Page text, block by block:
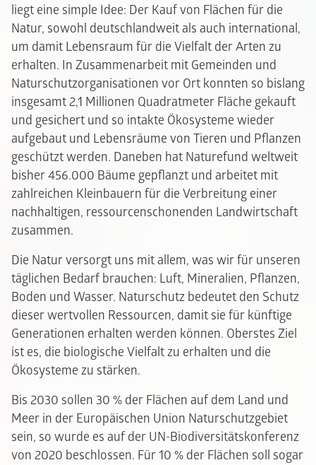
liegt eine simple Idee: Der Kauf von Flächen für die
Natur, sowohl deutschlandweit als auch international,
um damit Lebensraum für die Vielfalt der Arten zu
erhalten. In Zusammenarbeit mit Gemeinden und
Naturschutzorganisationen vor Ort konnten so bislang
insgesamt 2,1 Millionen Quadratmeter Fläche gekauft
und gesichert und so intakte Ökosysteme wieder
aufgebaut und Lebensräume von Tieren und Pflanzen
geschützt werden. Daneben hat Naturefund weltweit
bisher 456.000 Bäume gepflanzt und arbeitet mit
zahlreichen Kleinbauern für die Verbreitung einer
nachhaltigen, ressourcenschonenden Landwirtschaft
zusammen.
Die Natur versorgt uns mit allem, was wir für unseren
täglichen Bedarf brauchen: Luft, Mineralien, Pflanzen,
Boden und Wasser. Naturschutz bedeutet den Schutz
dieser wertvollen Ressourcen, damit sie für künftige
Generationen erhalten werden können. Oberstes Ziel
ist es, die biologische Vielfalt zu erhalten und die
Ökosysteme zu stärken.
Bis 2030 sollen 30 % der Flächen auf dem Land und
Meer in der Europäischen Union Naturschutzgebiet
sein, so wurde es auf der UN-Biodiversitätskonferenz
von 2020 beschlossen. Für 10 % der Flächen soll sogar